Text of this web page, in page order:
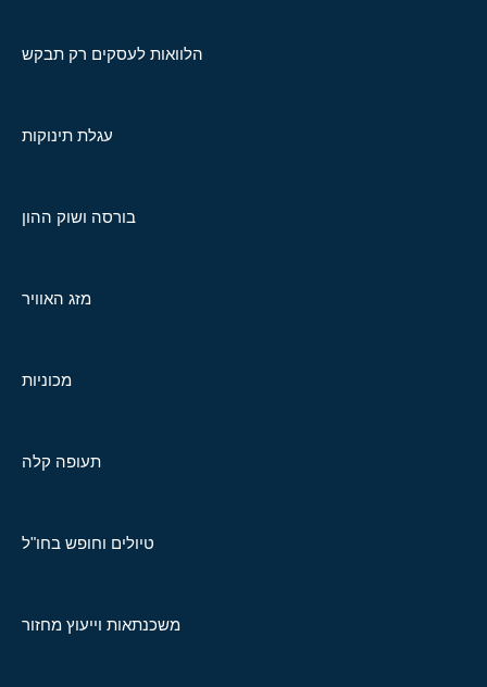
הלוואות לעסקים רק תבקש
עגלת תינוקות
בורסה ושוק ההון
מזג האוויר
מכוניות
תעופה קלה
טיולים וחופש בחו"ל
משכנתאות וייעוץ מחזור